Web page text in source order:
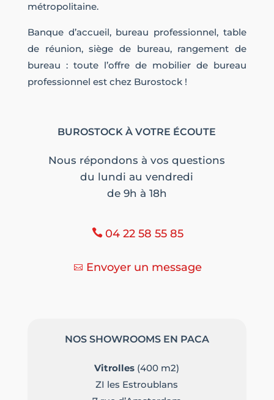
métropolitaine.
Banque d’accueil, bureau professionnel, table
de réunion, siège de bureau, rangement de
bureau : toute l’offre de mobilier de bureau
professionnel est chez Burostock !
BUROSTOCK À VOTRE ÉCOUTE
Nous répondons à vos questions
du lundi au vendredi
de 9h à 18h
04 22 58 55 85
Envoyer un message
NOS SHOWROOMS EN PACA
Vitrolles (400 m2)
ZI les Estroublans